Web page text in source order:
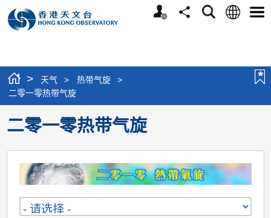
个
分
搜
语
选
> 天气 > 热带气旋
>
二零一零热带气旋
二零一零热带气旋